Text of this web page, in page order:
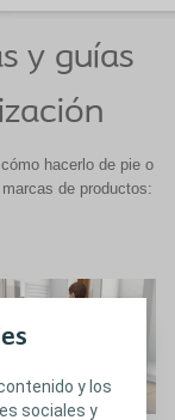
y los
sociales y
y guías
hacerlo de pie o
de productos: